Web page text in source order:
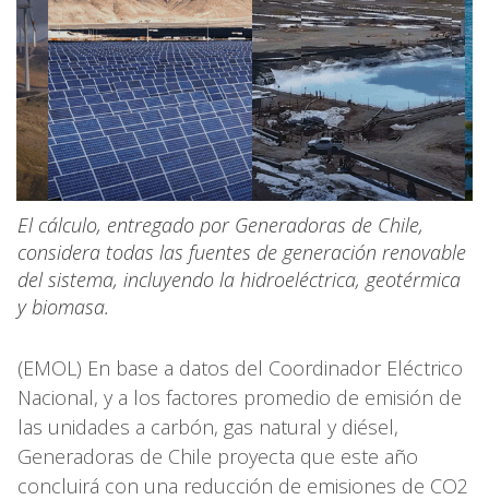
El cálculo, entregado por Generadoras de Chile,
considera todas las fuentes de generación renovable
del sistema, incluyendo la hidroeléctrica, geotérmica
y biomasa.
(EMOL) En base a datos del Coordinador Eléctrico
Nacional, y a los factores promedio de emisión de
las unidades a carbón, gas natural y diésel,
Generadoras de Chile proyecta que este año
concluirá con una reducción de emisiones de CO2